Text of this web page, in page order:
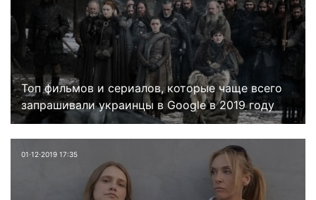
Топ фильмов и сериалов, которые чаще всего
запрашивали украинцы в Google в 2019 году
01⋅12⋅2019 17:35